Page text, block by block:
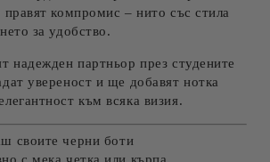
компромис – нито със стила
за удобство.
надежден партньор през студените
увереност и ще добавят нотка
към всяка визия.
своитечерни боти